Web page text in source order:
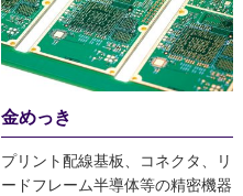
金めっき
プリント配線基板、コネクタ、リ
ードフレーム半導体等の精密機器